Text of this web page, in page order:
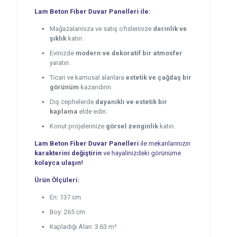
Lam Beton Fiber Duvar Panelleri ile:
Mağazalarınıza ve satış ofislerinize derinlik ve
şıklıkkatın.
Evinizde modern ve dekoratif bir atmosfer
yaratın.
Ticari ve kamusal alanlara estetik ve çağdaş bir
görünüm kazandırın.
Dış cephelerde dayanıklı ve estetik bir
kaplama elde edin.
Konut projelerinize görsel zenginlikkatın.
Lam Beton Fiber Duvar Panelleri ile mekanlarınızın
karakterini değiştirin ve hayalinizdeki görünüme
kolayca ulaşın!
Ürün Ölçüleri:
En: 137 cm
Boy: 265 cm
Kapladığı Alan: 3.63 m²